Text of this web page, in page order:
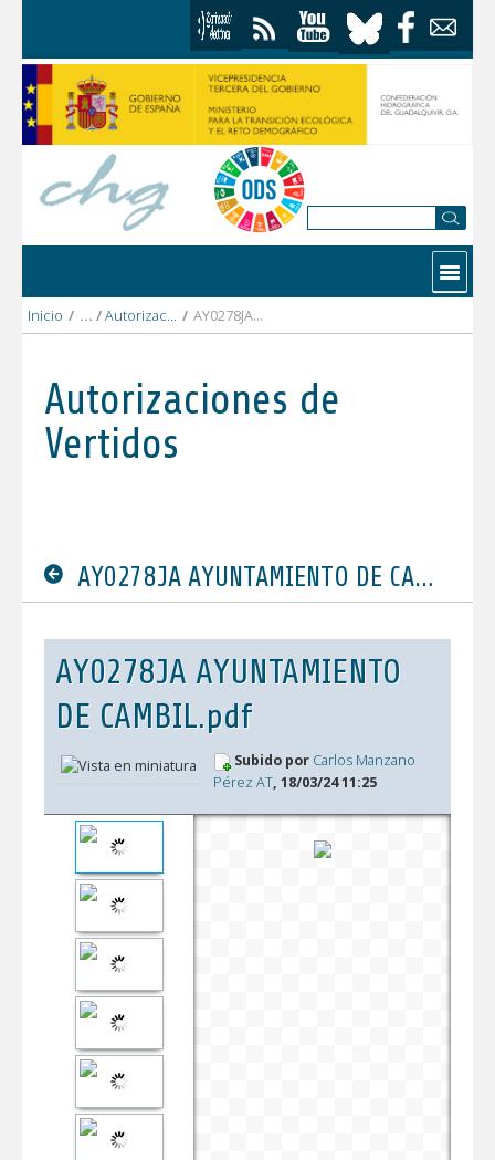
Contactar
Inicio / Autorizaciones Vertidos / AY0278JA AYUNTAMIENTO DE CAMBIL.pdf
Autorizaciones de
Vertidos
AY0278JA AYUNTAMIENTO DE CAMBIL.pdf
AY0278JA AYUNTAMIENTO
DE CAMBIL.pdf
Subido por Carlos Manzano
Pérez AT, 18/03/24 11:25